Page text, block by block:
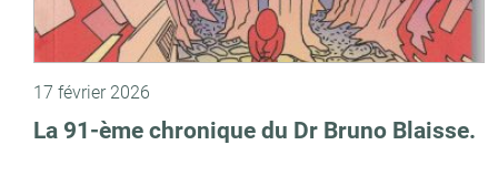
17 février 2026
La 91-ème chronique du Dr Bruno Blaisse.